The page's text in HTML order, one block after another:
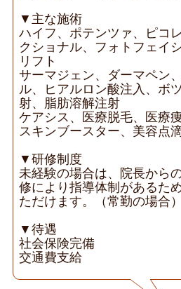
▼主な施術
ハイフ、ポテンツァ、ピコ
クショナル、フォトフェイ
リフト
サーマジェン、ダーマペン
ル、ヒアルロン酸注入、ボ
射、脂肪溶解注射
ケアシス、医療脱毛、医療
スキンブースター、美容
▼研修制度
未経験の場合は、院長から
修により指導体制があるた
ただけます。（常勤の場合）
▼待遇
社会保険完備
交通費支給